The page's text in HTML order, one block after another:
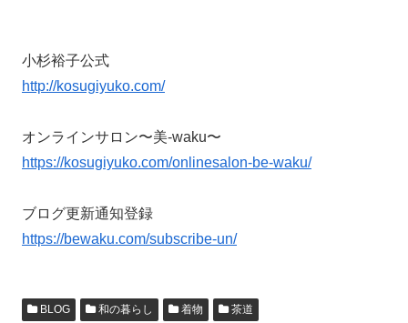
小杉裕子公式
http://kosugiyuko.com/
オンラインサロン〜美-waku〜
https://kosugiyuko.com/onlinesalon-be-waku/
ブログ更新通知登録
https://bewaku.com/subscribe-un/
BLOG 和の暮らし 着物 茶道